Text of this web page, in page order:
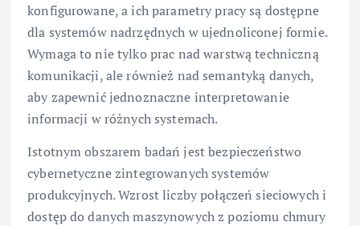
konfigurowane, a ich parametry pracy są dostępne
dla systemów nadrzędnych w ujednoliconej formie.
Wymaga to nie tylko prac nad warstwą techniczną
komunikacji, ale również nad semantyką danych,
aby zapewnić jednoznaczne interpretowanie
informacji w różnych systemach.
Istotnym obszarem badań jest bezpieczeństwo
cybernetyczne zintegrowanych systemów
produkcyjnych. Wzrost liczby połączeń sieciowych i
dostęp do danych maszynowych z poziomu chmury